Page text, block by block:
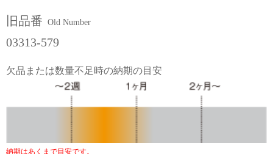
旧品番 Old Number
03313-579
欠品または数量不足時の納期の目安
納期はあくまで目安です。